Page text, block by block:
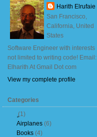
Harith Elrufaie
San Francisco,
California, United
States
Software Engineer with interests
not limited to writing code! Email:
Elharith At Gmail Dot com
View my complete profile
Categories
(1)
Airplanes (6)
Books (4)